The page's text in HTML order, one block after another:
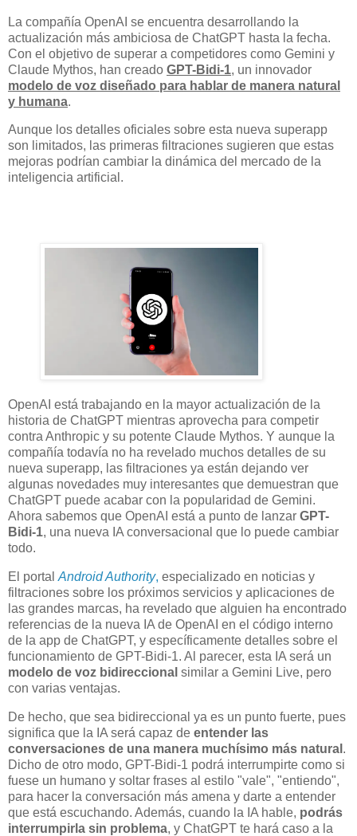
La compañía OpenAI se encuentra desarrollando la
actualización más ambiciosa de ChatGPT hasta la fecha.
Con el objetivo de superar a competidores como Gemini y
Claude Mythos, han creado GPT-Bidi-1, un innovador
modelo de voz diseñado para hablar de manera natural
y humana.
Aunque los detalles oficiales sobre esta nueva superapp
son limitados, las primeras filtraciones sugieren que estas
mejoras podrían cambiar la dinámica del mercado de la
inteligencia artificial.
OpenAI está trabajando en la mayor actualización de la
historia de ChatGPT mientras aprovecha para competir
contra Anthropic y su potente Claude Mythos. Y aunque la
compañía todavía no ha revelado muchos detalles de su
nueva superapp, las filtraciones ya están dejando ver
algunas novedades muy interesantes que demuestran que
ChatGPT puede acabar con la popularidad de Gemini.
Ahora sabemos que OpenAI está a punto de lanzar GPT-
Bidi-1, una nueva IA conversacional que lo puede cambiar
todo.
El portal Android Authority, especializado en noticias y
filtraciones sobre los próximos servicios y aplicaciones de
las grandes marcas, ha revelado que alguien ha encontrado
referencias de la nueva IA de OpenAI en el código interno
de la app de ChatGPT, y específicamente detalles sobre el
funcionamiento de GPT-Bidi-1. Al parecer, esta IA será un
modelo de voz bidireccional similar a Gemini Live, pero
con varias ventajas.
De hecho, que sea bidireccional ya es un punto fuerte, pues
significa que la IA será capaz de entender las
conversaciones de una manera muchísimo más natural .
Dicho de otro modo, GPT-Bidi-1 podrá interrumpirte como si
fuese un humano y soltar frases al estilo "vale", "entiendo",
para hacer la conversación más amena y darte a entender
que está escuchando. Además, cuando la IA hable, podrás
interrumpirla sin problema, y ChatGPT te hará caso a la